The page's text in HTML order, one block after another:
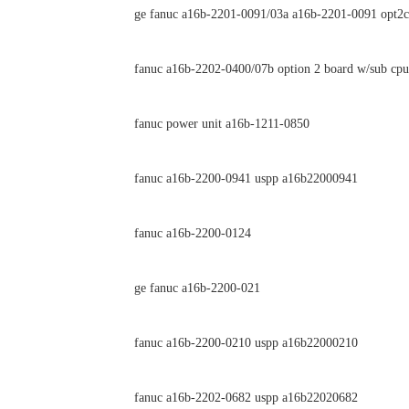
ge fanuc a16b-2201-0091/03a a16b-2201-0091 opt2c
fanuc a16b-2202-0400/07b option 2 board w/sub
fanuc power unit a16b-1211-0850
fanuc a16b-2200-0941 uspp a16b22000941
fanuc a16b-2200-0124
ge fanuc a16b-2200-021
fanuc a16b-2200-0210 uspp a16b22000210
fanuc a16b-2202-0682 uspp a16b22020682